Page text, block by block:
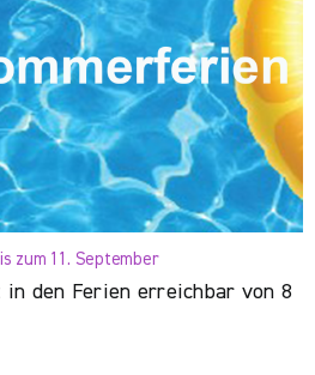
zum 11. September
den Ferien erreichbar von 8